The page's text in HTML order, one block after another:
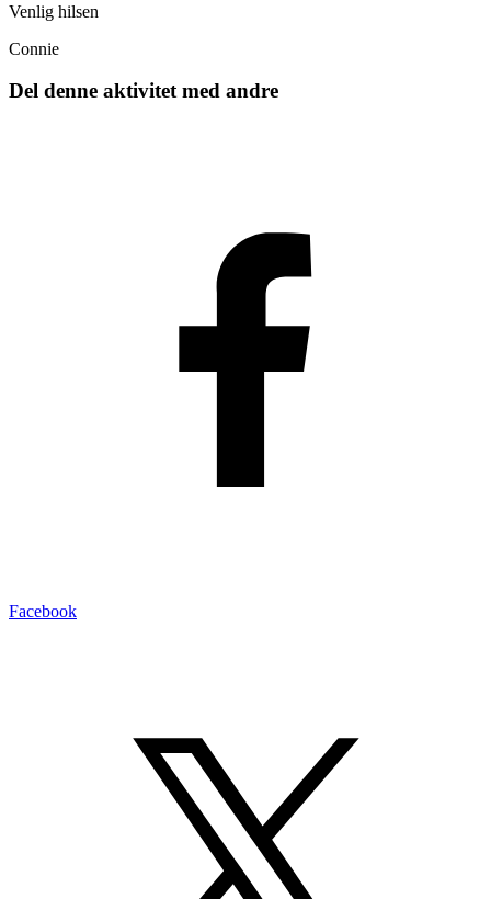
Venlig hilsen
Connie
Del denne aktivitet med andre
Facebook